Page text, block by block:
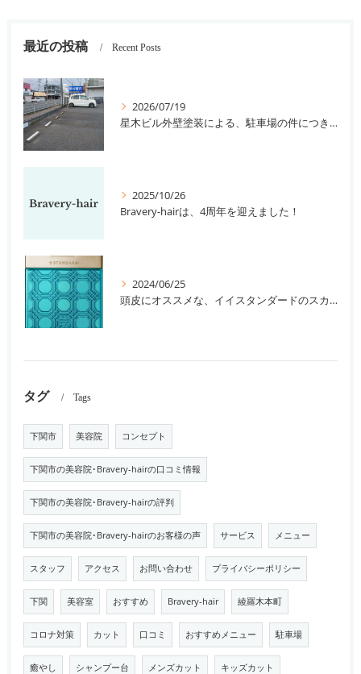
最近の投稿 Recent Posts
2026/07/19
星木ビル外壁塗装による、駐車場の件につきまして。
2025/10/26
Bravery-hairは、4周年を迎えました！
2024/06/25
頭皮にオススメな、イイスタンダードのスカルプ系シャンプー＆トリートメントです！
タグ Tags
下関市 美容院 コンセプト
下関市の美容院･Bravery-hairの口コミ情報
下関市の美容院･Bravery-hairの評判
下関市の美容院･Bravery-hairのお客様の声 サービス メニュー
スタッフ アクセス お問い合わせ プライバシーポリシー
下関 美容室 おすすめ Bravery-hair 綾羅木本町
コロナ対策 カット 口コミ おすすめメニュー 駐車場
癒やし シャンプー台 メンズカット キッズカット